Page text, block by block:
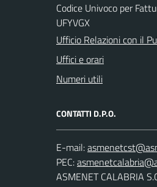
Codice Univoco per
UFYVGX
Ufficio Relazioni con il
Uffici e orari
Numeri utili
CONTATTI D.P.O.
E-mail:
PEC:
ASMENET CALABRIA